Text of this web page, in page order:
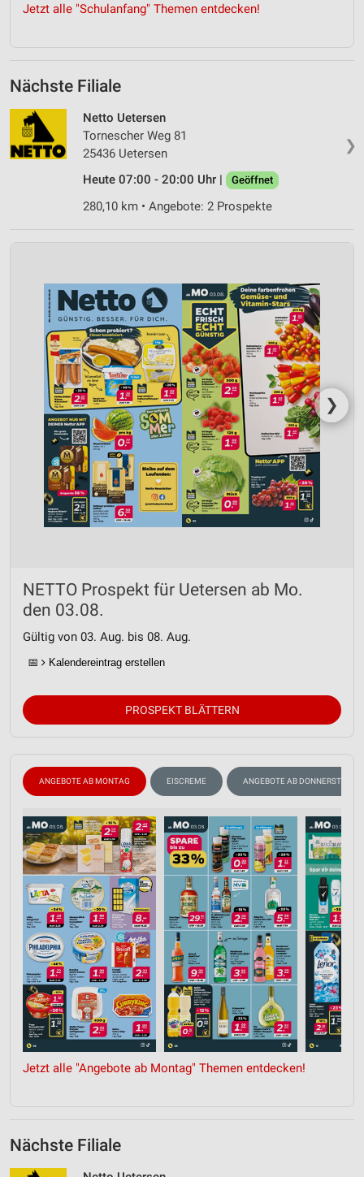
Jetzt alle "Schulanfang" Themen entdecken!
Nächste Filiale
❯
Netto Uetersen
Tornescher Weg 81
25436 Uetersen
Heute 07:00 - 20:00 Uhr |
Geöffnet
280,10 km • Angebote: 2 Prospekte
❯
NETTO Prospekt für Uetersen ab Mo.
den 03.08.
Gültig von 03. Aug. bis 08. Aug.
📅 Kalendereintrag erstellen
PROSPEKT BLÄTTERN
ANGEBOTE AB MONTAG EISCREME ANGEBOTE AB DONNERSTAG
Jetzt alle "Angebote ab Montag" Themen entdecken!
Nächste Filiale